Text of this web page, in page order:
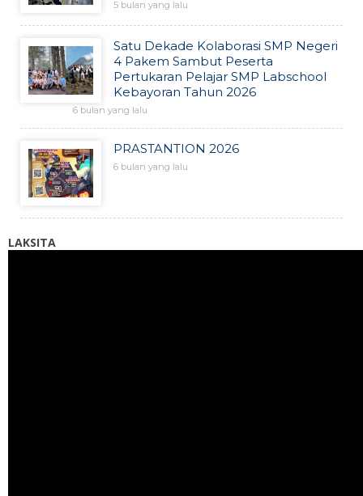
5 bulan yang lalu
Satu Dekade Kolaborasi SMP Negeri
4 Pakem Sambut Peserta
Pertukaran Pelajar SMP Labschool
Kebayoran Tahun 2026
6 bulan yang lalu
PRASTANTION 2026
6 bulan yang lalu
LAKSITA